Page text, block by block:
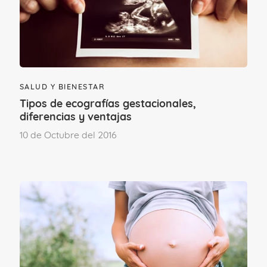
cierto que su aparición resulta muy
molesta y puede ocasionar desajustes en
la rutina, provocando un empeoramiento
SALUD Y BIENESTAR
Tipos de ecografías gestacionales,
diferencias y ventajas
10 de Octubre del 2016